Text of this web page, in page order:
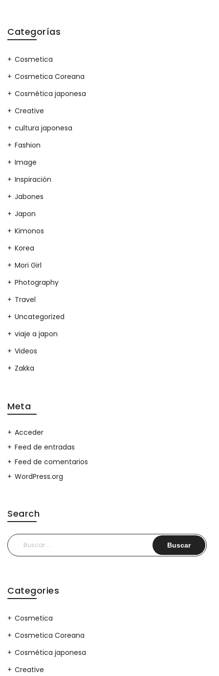
Categorías
Cosmetica
Cosmetica Coreana
Cosmética japonesa
Creative
cultura japonesa
Fashion
Image
Inspiración
Jabones
Japon
Kimonos
Korea
Mori Girl
Photography
Travel
Uncategorized
viaje a japon
Videos
Zakka
Meta
Acceder
Feed de entradas
Feed de comentarios
WordPress.org
Search
Buscar:
Categories
Cosmetica
Cosmetica Coreana
Cosmética japonesa
Creative